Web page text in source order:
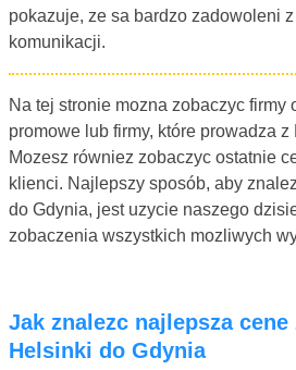
pokazuje, ze sa bardzo zadowoleni
komunikacji.
Na tej stronie mozna zobaczyc firmy
promowe lub firmy, które prowadza
Mozesz równiez zobaczyc ostatnie
klienci. Najlepszy sposób, aby
do Gdynia, jest uzycie naszego
zobaczenia wszystkich mozliwych
Jak znalezc najlepsza cene za prom do
Helsinki do Gdynia